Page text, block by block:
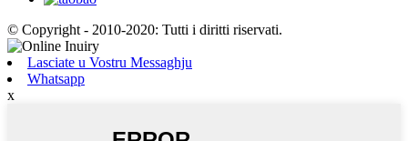
© Copyright - 2010-2020: Tutti i diritti riservati.
Lasciate u Vostru Messaghju
Whatsapp
x